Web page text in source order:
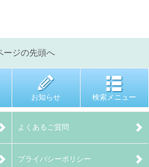
ージの先頭へ
お知らせ 検索メニュー
よくあるご質問
プライバシーポリシー